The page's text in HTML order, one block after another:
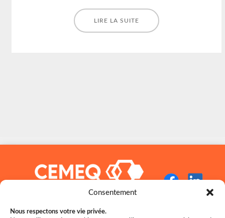
Consentement
Nous respectons votre vie privée.
LIRE LA SUITE